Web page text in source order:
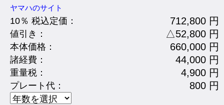
ヤマハのサイト
10％ 税込定価： 712,800 円
値引き： △52,800 円
本体価格： 660,000 円
諸経費： 44,000 円
重量税： 4,900 円
プレート代： 800 円